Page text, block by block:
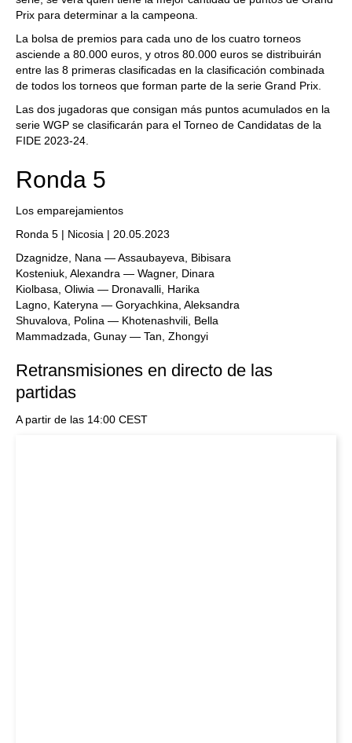
Prix para determinar a la campeona.
La bolsa de premios para cada uno de los cuatro torneos
asciende a 80.000 euros, y otros 80.000 euros se distribuirán
entre las 8 primeras clasificadas en la clasificación combinada
de todos los torneos que forman parte de la serie Grand Prix.
Las dos jugadoras que consigan más puntos acumulados en la
serie WGP se clasificarán para el Torneo de Candidatas de la
FIDE 2023-24.
Ronda 5
Los emparejamientos
Ronda 5 | Nicosia | 20.05.2023
Dzagnidze, Nana — Assaubayeva, Bibisara
Kosteniuk, Alexandra — Wagner, Dinara
Kiolbasa, Oliwia — Dronavalli, Harika
Lagno, Kateryna — Goryachkina, Aleksandra
Shuvalova, Polina — Khotenashvili, Bella
Mammadzada, Gunay — Tan, Zhongyi
Retransmisiones en directo de las
partidas
A partir de las 14:00 CEST